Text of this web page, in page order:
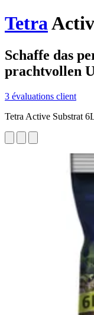
Tetra
Schaffe das
prachtvollen
3 évaluations client
Tetra Active Substrat